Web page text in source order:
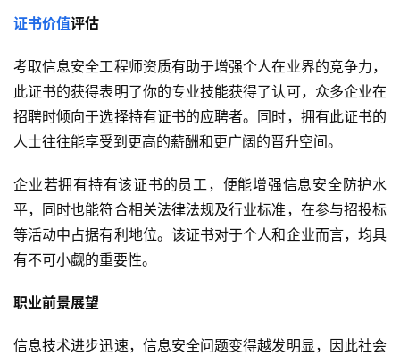
证书价值评估
考取信息安全工程师资质有助于增强个人在业界的竞争力，
此证书的获得表明了你的专业技能获得了认可，众多企业在
招聘时倾向于选择持有证书的应聘者。同时，拥有此证书的
人士往往能享受到更高的薪酬和更广阔的晋升空间。
企业若拥有持有该证书的员工，便能增强信息安全防护水
平，同时也能符合相关法律法规及行业标准，在参与招投标
等活动中占据有利地位。该证书对于个人和企业而言，均具
有不可小觑的重要性。
职业前景展望
信息技术进步迅速，信息安全问题变得越发明显，因此社会